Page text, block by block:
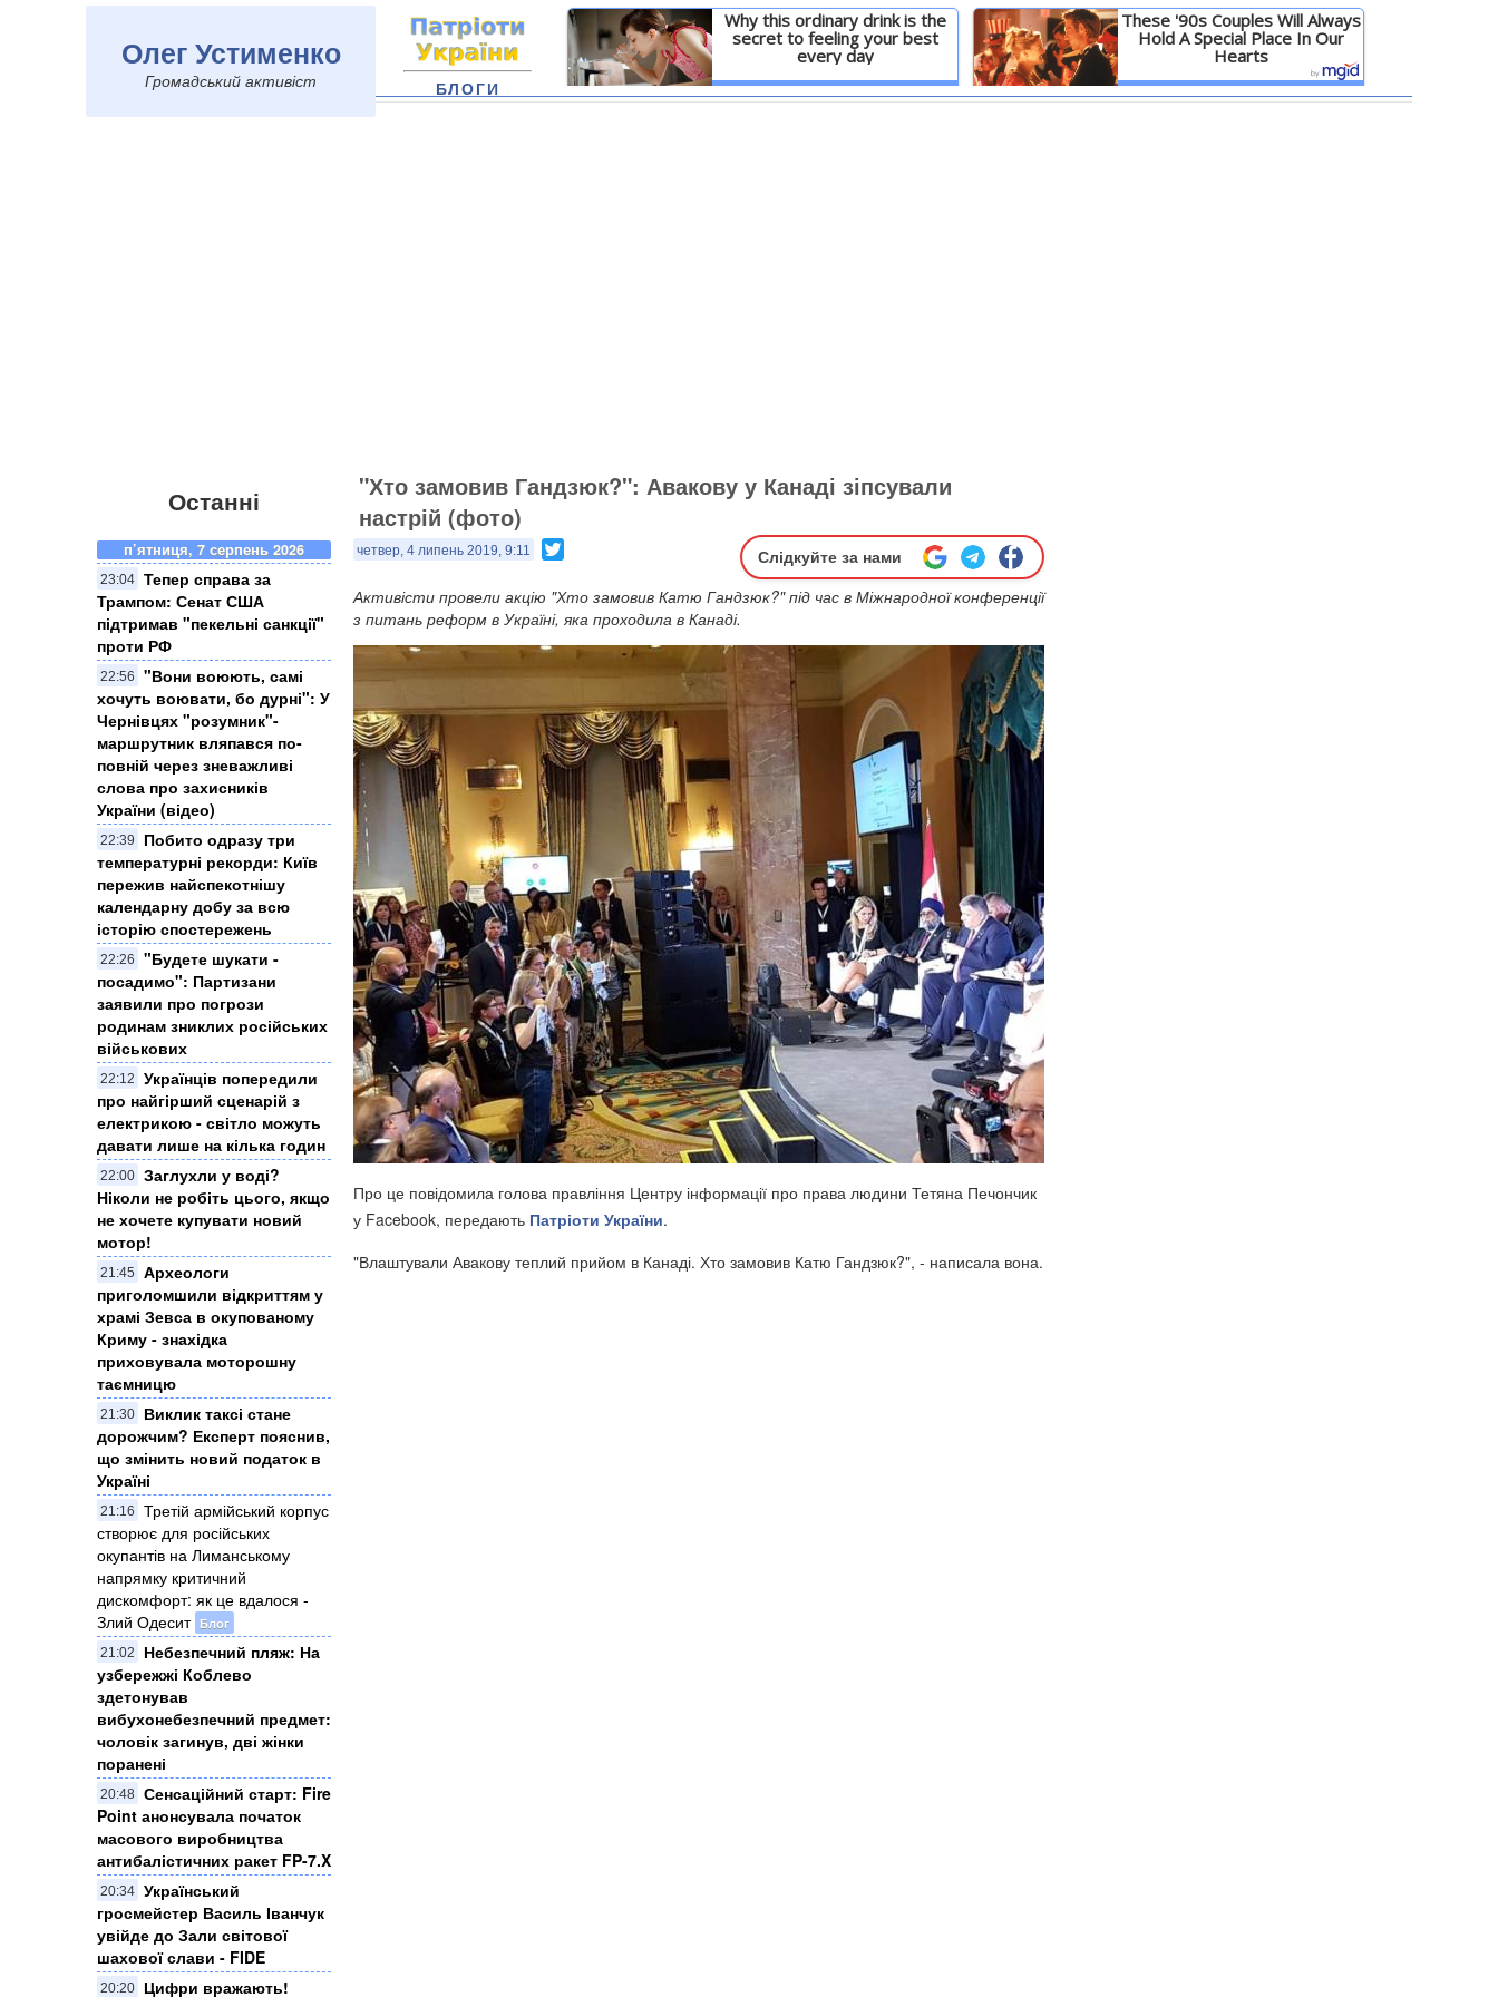
Олег Устименко
Громадський активіст
Why this ordinary drink is the
secret to feeling your best
every day
Детальніше
These '90s Couples Will Always
Hold A Special Place In Our
Hearts
Детальніше
БЛОГИ
Останні
п’ятниця, 7 серпень 2026
23:04 Тепер справа за
Трампом: Сенат США
підтримав "пекельні санкції"
проти РФ
22:56
​"Вони воюють, самі
хочуть воювати, бо дурні": У
Чернівцях "розумник"-
маршрутник вляпався по-
повній через зневажливі
слова про захисників
України (відео)
22:39
Побито одразу три
температурні рекорди: Київ
пережив найспекотнішу
календарну добу за всю
історію спостережень
22:26
"Будете шукати -
посадимо": Партизани
заявили про погрози
родинам зниклих російських
військових
22:12
Українців попередили
про найгірший сценарій з
електрикою - світло можуть
давати лише на кілька годин
22:00 Заглухли у воді?
Ніколи не робіть цього, якщо
не хочете купувати новий
мотор!
21:45
Археологи
приголомшили відкриттям у
храмі Зевса в окупованому
Криму - знахідка
приховувала моторошну
таємницю
21:30
Виклик таксі стане
дорожчим? Експерт пояснив,
що змінить новий податок в
Україні
21:16
Третій армійський корпус
створює для російських
окупантів на Лиманському
напрямку критичний
дискомфорт: як це вдалося -
Злий Одесит Блог
21:02
Небезпечний пляж: На
узбережжі Коблево
здетонував
вибухонебезпечний предмет:
чоловік загинув, дві жінки
поранені
20:48 Сенсаційний старт: Fire
Point анонсувала початок
масового виробництва
антибалістичних ракет FP-7.X
20:34 Український
гросмейстер Василь Іванчук
увійде до Зали світової
шахової слави - FIDE
20:20
Цифри вражають!
"Хто замовив Гандзюк?": Авакову у Канаді зіпсували
настрій (фото)
четвер, 4 липень 2019, 9:11 Слідкуйте за нами
Активісти провели акцію "Хто замовив Катю Гандзюк?" під час в Міжнародної конференції
з питань реформ в Україні, яка проходила в Канаді.
Про це повідомила голова правління Центру інформації про права людини Тетяна Печончик
у Facebook, передають Патріоти України.
"Влаштували Авакову теплий прийом в Канаді. Хто замовив Катю Гандзюк?", - написала вона.